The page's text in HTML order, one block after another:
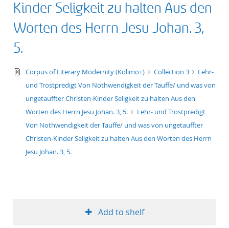
format
publication date
10
20
Kinder Seligkeit zu halten Aus den
Worten des Herrn Jesu Johan. 3,
5.
text/xml
Corpus of Literary Modernity (Kolimo+) Collection 3
Lehr-
und Trostpredigt Von Nothwendigkeit der Tauffe/ und was von
ungetauffter Christen-Kinder Seligkeit zu halten Aus den
Worten des Herrn Jesu Johan. 3, 5.
Lehr- und Trostpredigt
Von Nothwendigkeit der Tauffe/ und was von ungetauffter
Christen-Kinder Seligkeit zu halten Aus den Worten des Herrn
Jesu Johan. 3, 5.
Add to shelf